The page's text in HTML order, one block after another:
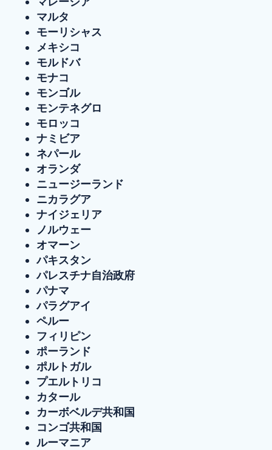
マルタ
モーリシャス
メキシコ
モルドバ
モナコ
モンゴル
モンテネグロ
モロッコ
ナミビア
ネパール
オランダ
ニュージーランド
ニカラグア
ナイジェリア
ノルウェー
オマーン
パキスタン
パレスチナ自治政府
パナマ
パラグアイ
ペルー
フィリピン
ポーランド
ポルトガル
プエルトリコ
カタール
カーボベルデ共和国
コンゴ共和国
ルーマニア